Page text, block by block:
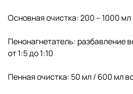
Основная очистка: 200 – 1000 мл
Пенонагнетатель: разбавление
от 1:5 до 1:10
Пенная очистка: 50 мл / 600 мл